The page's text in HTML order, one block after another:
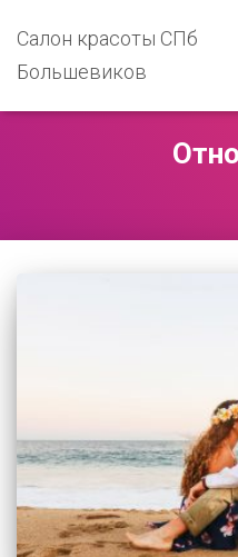
Салон красоты СПб
Большевиков